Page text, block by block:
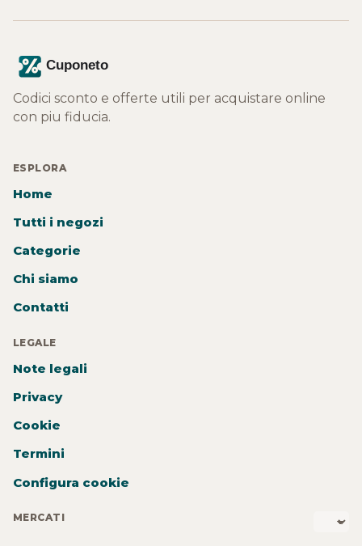
Codici sconto e offerte utili per acquistare online
con piu fiducia.
ESPLORA
Home
Tutti i negozi
Categorie
Chi siamo
Contatti
LEGALE
Note legali
Privacy
Cookie
Termini
Configura cookie
MERCATI